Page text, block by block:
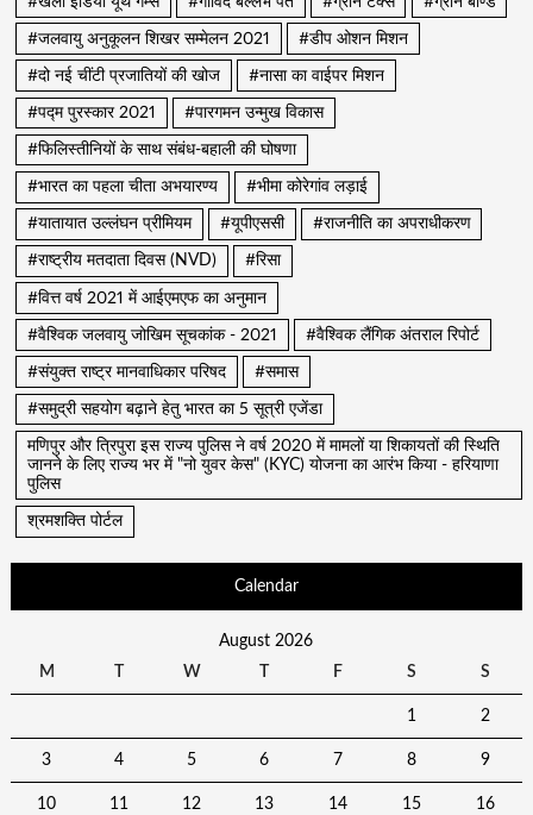
#जलवायु अनुकूलन शिखर सम्मेलन 2021 #डीप ओशन मिशन
#दो नई चींटी प्रजातियों की खोज #नासा का वाईपर मिशन
#पद्म पुरस्कार 2021 #पारगमन उन्मुख विकास
#फिलिस्तीनियों के साथ संबंध-बहाली की घोषणा
#भारत का पहला चीता अभयारण्य #भीमा कोरेगांव लड़ाई
#यातायात उल्लंघन प्रीमियम #यूपीएससी #राजनीति का अपराधीकरण
#राष्ट्रीय मतदाता दिवस (NVD) #रिसा
#वित्त वर्ष 2021 में आईएमएफ का अनुमान
#वैश्विक जलवायु जोखिम सूचकांक - 2021 #वैश्विक लैंगिक अंतराल रिपोर्ट
#संयुक्त राष्ट्र मानवाधिकार परिषद #समास
#समुद्री सहयोग बढ़ाने हेतु भारत का 5 सूत्री एजेंडा
मणिपुर और त्रिपुरा इस राज्य पुलिस ने वर्ष 2020 में मामलों या शिकायतों की स्थिति
जानने के लिए राज्य भर में "नो युवर केस" (KYC) योजना का आरंभ किया - हरियाणा
पुलिस
श्रमशक्ति पोर्टल
Calendar
August 2026
M
T W T F S S
1 2
3 4 5 6 7 8 9
10 11 12 13 14 15 16